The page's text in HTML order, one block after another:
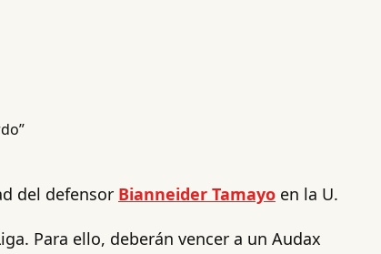
del defensor Bianneider Tamayo en la U.
Para ello, deberán vencer a un Audax